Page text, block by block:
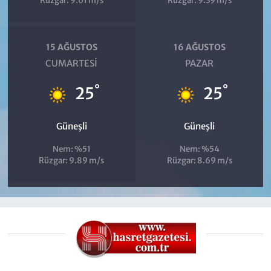
15 AĞUSTOS
CUMARTESI
25°
Güneşli
Nem: %51
Rüzgar: 9.89 m/s
16 AĞUSTOS
PAZAR
25°
Güneşli
Nem: %54
Rüzgar: 8.69 m/s